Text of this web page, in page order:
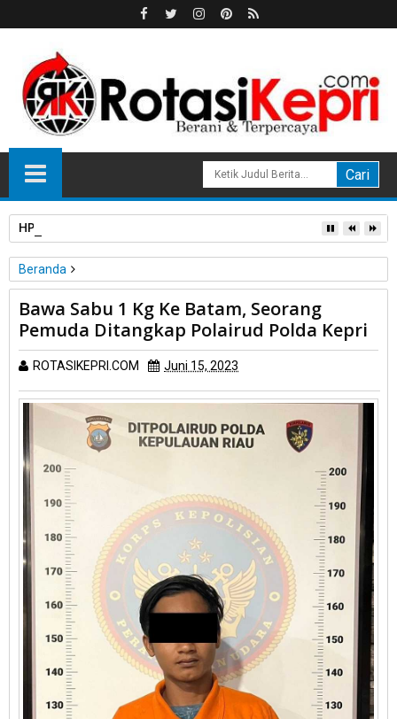
HPL Disorot, PT Sosor Tala Jaya Tolak Perluasan Kampung
Beranda
Unlabelled
Bawa Sabu 1 Kg Ke Batam, Seorang Pemuda Ditangkap Polairud
Polda Kepri
Bawa Sabu 1 Kg Ke Batam, Seorang
Pemuda Ditangkap Polairud Polda Kepri
ROTASIKEPRI.COM Juni 15, 2023